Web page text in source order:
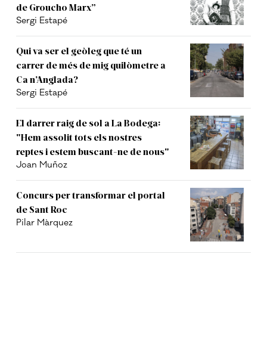
de Groucho Marx”
Sergi Estapé
Qui va ser el geòleg que té un
carrer de més de mig quilòmetre a
Ca n’Anglada?
Sergi Estapé
El darrer raig de sol a La Bodega:
"Hem assolit tots els nostres
reptes i estem buscant-ne de nous"
Joan Muñoz
Concurs per transformar el portal
de Sant Roc
Pilar Màrquez